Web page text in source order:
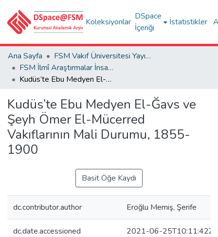
Koleksiyonlar
DSpace
İçeriği
İstatistikler
Ana Sayfa
FSM Vakıf Üniversitesi Yayınları / Publications of FSM Vakif University
FSM İlmî Araştırmalar İnsan ve Toplum Bilimleri Dergisi
Kudüs’te Ebu Medyen El-Ğavs ve Şeyh Ömer El-Mücerred Vakıflarının Mali Durumu, 1855-1900
Kudüs’te Ebu Medyen El-Ğavs ve
Şeyh Ömer El-Mücerred
Vakıflarının Mali Durumu, 1855-
1900
Basit Öğe Kaydı
dc.contributor.author Eroğlu Memiş, Şerife
dc.date.accessioned 2021-06-25T10:11:42Z